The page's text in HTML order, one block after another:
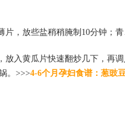
片，放些盐稍稍腌制10分钟；
放入黄瓜片快速翻炒几下，再
。>>>4-6个月孕妇食谱：葱豉